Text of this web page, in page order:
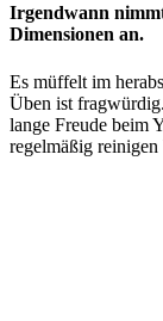
Irgendwann
Dimensionen an.
Es müffelt im
Üben ist fragwürdig.
lange Freude beim
regelmäßig